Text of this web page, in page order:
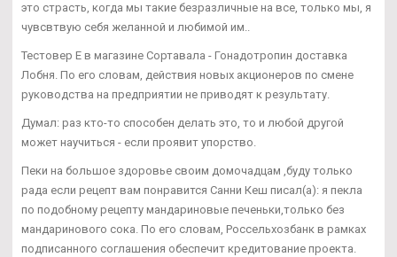
это страсть, когда мы такие безразличные на все, только мы, я
чувсвтвую себя желанной и любимой им..
Тестовер Е в магазине Сортавала - Гонадотропин доставка
Лобня. По его словам, действия новых акционеров по смене
руководства на предприятии не приводят к результату.
Думал: раз кто-то способен делать это, то и любой другой
может научиться - если проявит упорство.
Пеки на большое здоровье своим домочадцам ,буду только
рада если рецепт вам понравится Санни Кеш писал(а): я пекла
по подобному рецепту мандариновые печеньки,только без
мандаринового сока. По его словам, Россельхозбанк в рамках
подписанного соглашения обеспечит кредитование проекта.